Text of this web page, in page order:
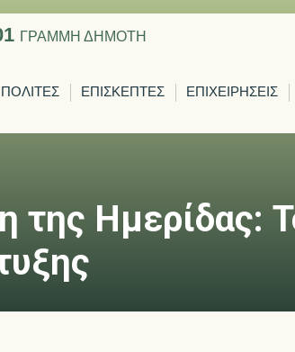
ΓΡΑΜΜΗ ΔΗΜΟΤΗ
ΠΟΛΙΤΕΣ ΕΠΙΣΚΕΠΤΕΣ ΕΠΙΧΕΙΡΗΣΕΙΣ
της Ημερίδας: